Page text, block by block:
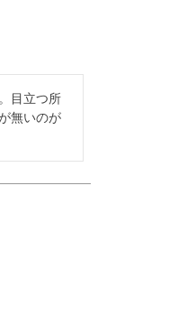
目立つ所
無いのが